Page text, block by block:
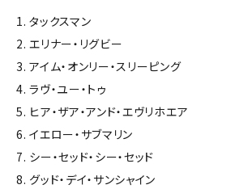
1. タックスマン
2. エリナー・リグビー
3. アイム・オンリー・スリーピング
4. ラヴ・ユー・トゥ
5. ヒア・ザア・アンド・エヴリホエア
6. イエロー・サブマリン
7. シー・セッド・シー・セッド
8. グッド・デイ・サンシャイン